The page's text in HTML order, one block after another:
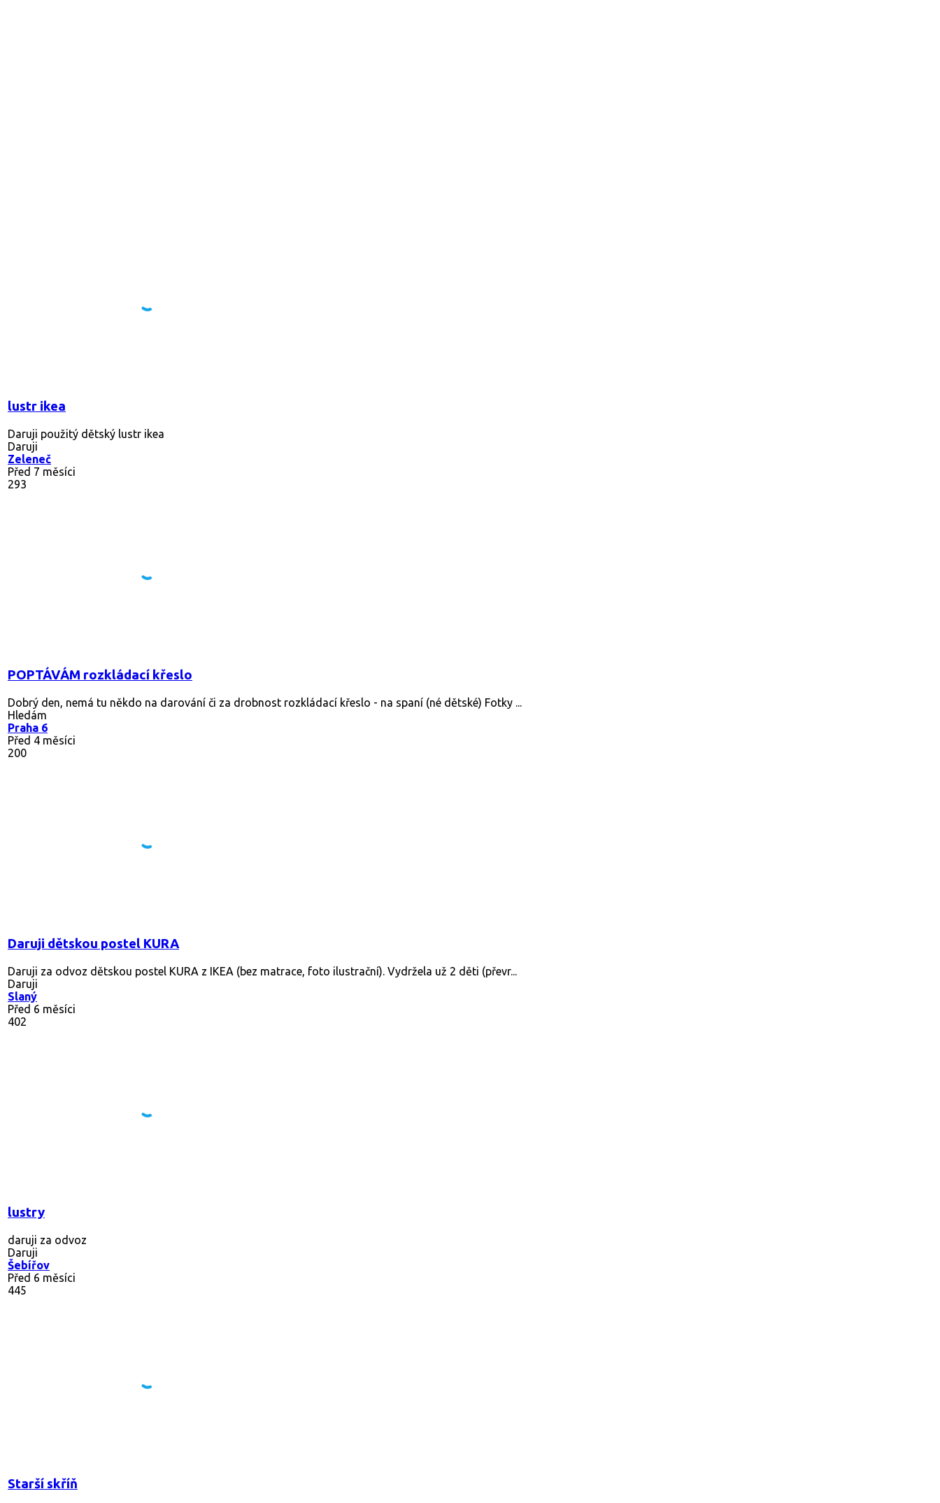
lustr ikea
Daruji použitý dětský lustr ikea
Daruji
Zeleneč
Před 7 měsíci
293
POPTÁVÁM rozkládací křeslo
Dobrý den, nemá tu někdo na darování či za drobnost rozkládací křeslo - na spaní (né dětské) Fotky ...
Hledám
Praha 6
Před 4 měsíci
200
Daruji dětskou postel KURA
Daruji za odvoz dětskou postel KURA z IKEA (bez matrace, foto ilustrační). Vydržela už 2 děti (převr...
Daruji
Slaný
Před 6 měsíci
402
lustry
daruji za odvoz
Daruji
Šebířov
Před 6 měsíci
445
Starší skříň